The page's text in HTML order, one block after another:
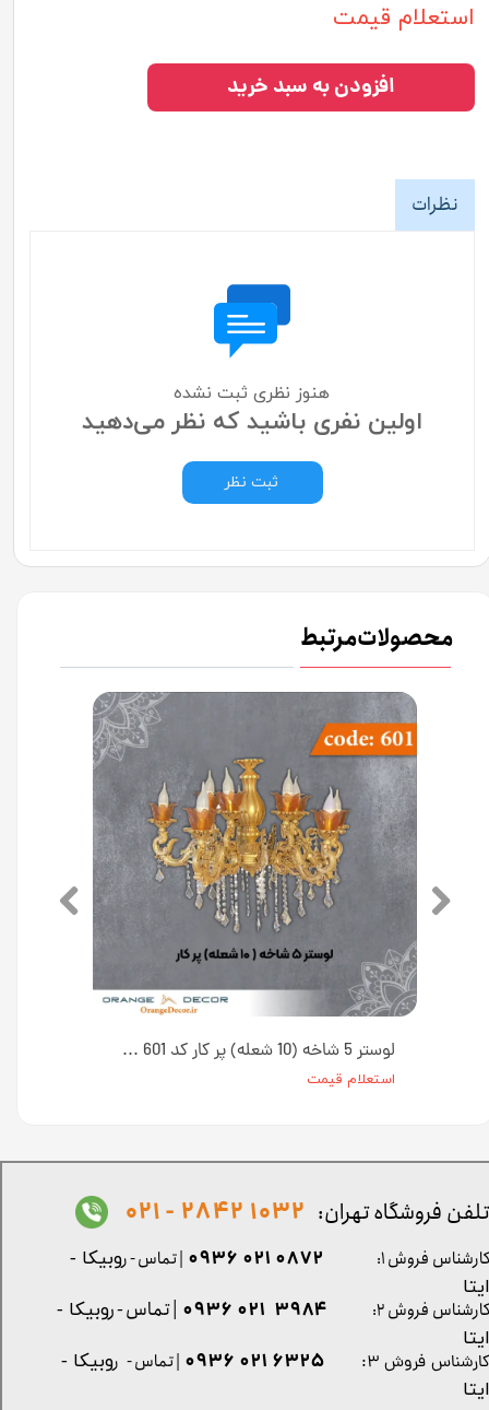
استعلام قیمت
افزودن به سبد خرید
نظرات
هنوز نظری ثبت نشده
اولین نفری باشید که نظر می‌دهید
ثبت نظر
محصولات مرتبط
لوستر 5 شاخه (10 شعله) پر کار کد 601 جنس پلی استایرن
استعلام قیمت
کارشناس فروش ۳: ۶۳۲۵ ۰۲۱ ۰۹۳۶ | تماس - روبیکا -
ایتا
تلفن فروشگاه تهران: 1032 2842 - 021
کارشناس فروش ۱: 0872 021 0936 | تماس - روبیکا -
ایتا
کارشناس فروش ۲:
۳۹۸۴ ۰۲۱ ۰۹۳۶ | تماس - روبیکا -
ایتا